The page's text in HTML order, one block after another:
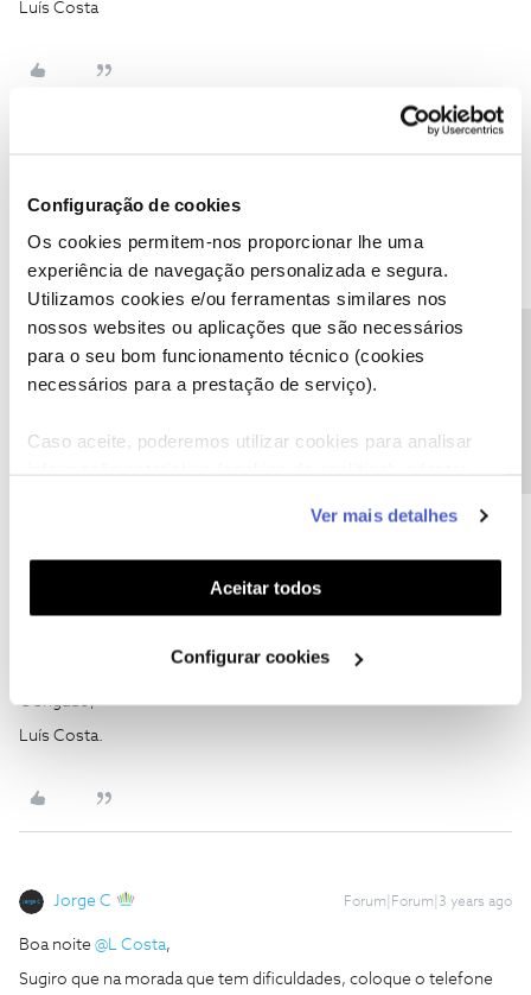
Configuração de cookies
Os cookies permitem-nos proporcionar lhe uma
experiência de navegação personalizada e segura.
Utilizamos cookies e/ou ferramentas similares nos
nossos websites ou aplicações que são necessários
para o seu bom funcionamento técnico (cookies
necessários para a prestação de serviço).
Caso aceite, poderemos utilizar cookies para analisar
funcionalidades (cookies de personalização e
funcionalidade) e adaptar anúncios aos seus interesses
(cookies de publicidade personalizada). Pode gerir a
utilização dos cookies clicando em "Configurar
Ver mais detalhes
Aceitar todos
Configurar cookies
Luís Costa
E na zona em que se encontra sempre conseguiu aceder ao 5G,
@L Costa?
Obrigado
Ajude a comunidade a encontrar informação relevante. Marque
como "Melhor Resposta" e faça "Like" nos melhores comentários.
Forum|Forum|3 years ago
Olá,
Obrigado,
Luís Costa.
Jorge C Forum|Forum|3 years ago
Boa noite @L Costa,
Sugiro que na morada que tem dificuldades, coloque o telefone